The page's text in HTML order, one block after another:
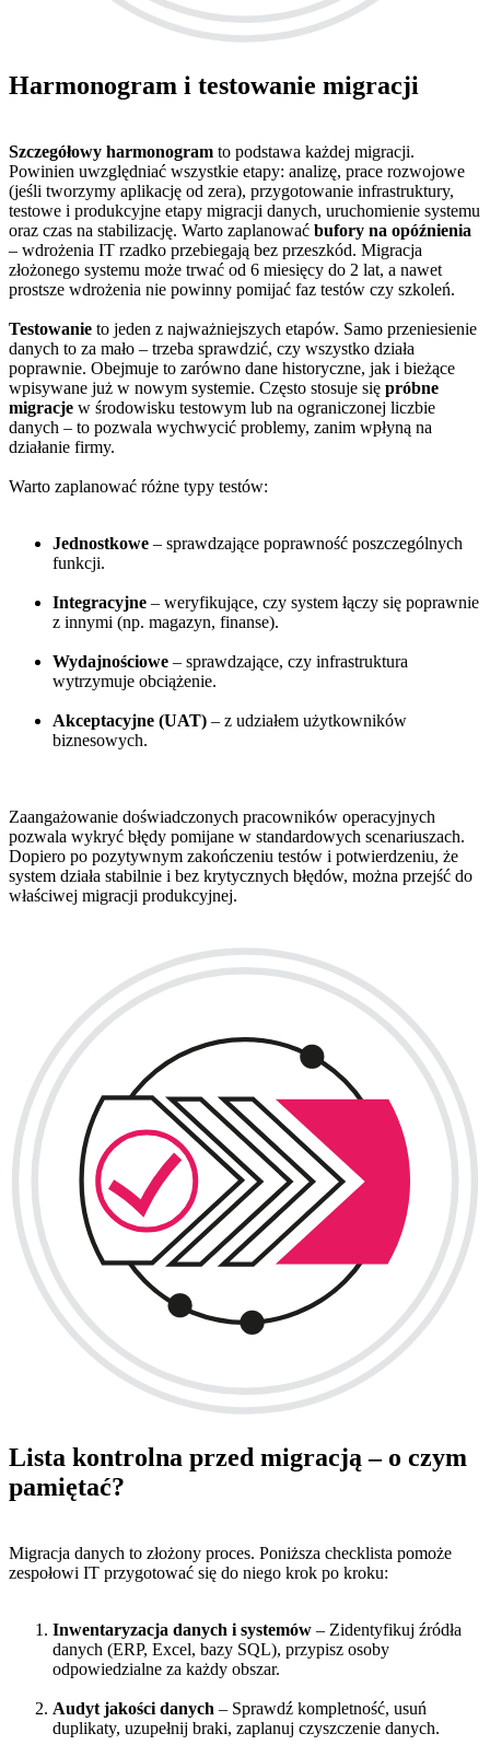
Harmonogram i testowanie migracji
Szczegółowy harmonogram to podstawa każdej migracji.
Powinien uwzględniać wszystkie etapy: analizę, prace rozwojowe
(jeśli tworzymy aplikację od zera), przygotowanie infrastruktury,
testowe i produkcyjne etapy migracji danych, uruchomienie systemu
oraz czas na stabilizację. Warto zaplanować bufory na opóźnienia
– wdrożenia IT rzadko przebiegają bez przeszkód. Migracja
złożonego systemu może trwać od 6 miesięcy do 2 lat, a nawet
prostsze wdrożenia nie powinny pomijać faz testów czy szkoleń.
Testowanie to jeden z najważniejszych etapów. Samo przeniesienie
danych to za mało – trzeba sprawdzić, czy wszystko działa
poprawnie. Obejmuje to zarówno dane historyczne, jak i bieżące
wpisywane już w nowym systemie. Często stosuje się próbne
migracje w środowisku testowym lub na ograniczonej liczbie
danych – to pozwala wychwycić problemy, zanim wpłyną na
działanie firmy.
Warto zaplanować różne typy testów:
Jednostkowe – sprawdzające poprawność poszczególnych
funkcji.
Integracyjne – weryfikujące, czy system łączy się poprawnie
z innymi (np. magazyn, finanse).
Wydajnościowe – sprawdzające, czy infrastruktura
wytrzymuje obciążenie.
Akceptacyjne (UAT) – z udziałem użytkowników
biznesowych.
Zaangażowanie doświadczonych pracowników operacyjnych
pozwala wykryć błędy pomijane w standardowych scenariuszach.
Dopiero po pozytywnym zakończeniu testów i potwierdzeniu, że
system działa stabilnie i bez krytycznych błędów, można przejść do
właściwej migracji produkcyjnej.
Lista kontrolna przed migracją – o czym
pamiętać?
Migracja danych to złożony proces. Poniższa checklista pomoże
zespołowi IT przygotować się do niego krok po kroku:
Inwentaryzacja danych i systemów – Zidentyfikuj źródła
danych (ERP, Excel, bazy SQL), przypisz osoby
odpowiedzialne za każdy obszar.
Audyt jakości danych – Sprawdź kompletność, usuń
duplikaty, uzupełnij braki, zaplanuj czyszczenie danych.